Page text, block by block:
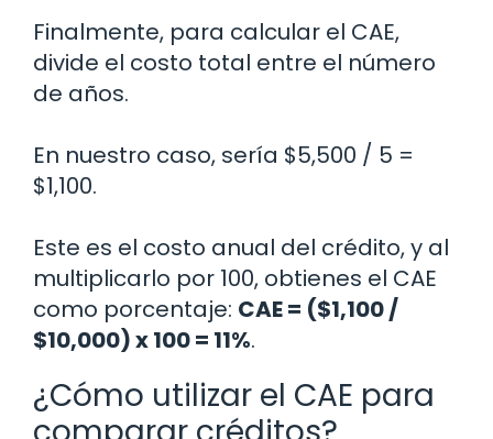
Finalmente, para calcular el CAE,
divide el costo total entre el número
de años.
En nuestro caso, sería $5,500 / 5 =
$1,100.
Este es el costo anual del crédito, y al
multiplicarlo por 100, obtienes el CAE
como porcentaje: CAE = ($1,100 /
$10,000) x 100 = 11%.
¿Cómo utilizar el CAE para